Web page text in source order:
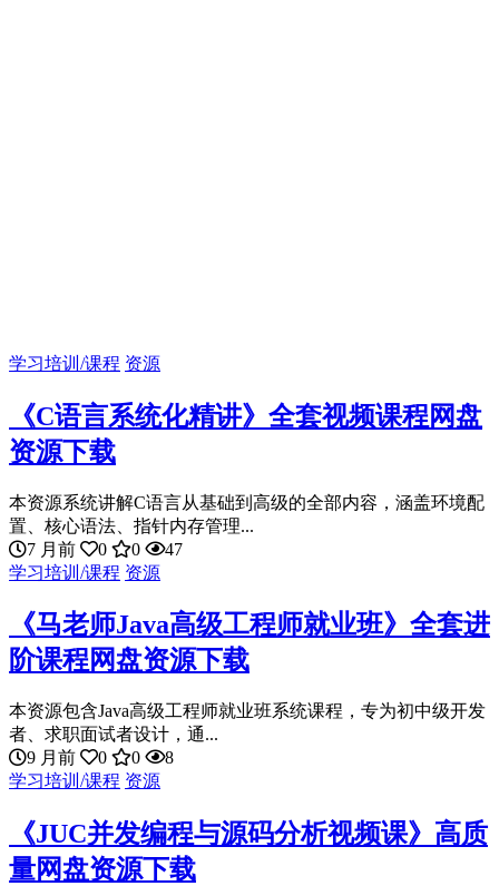
学习培训/课程 资源
《C语言系统化精讲》全套视频课程网盘
资源下载
本资源系统讲解C语言从基础到高级的全部内容，涵盖环境配
置、核心语法、指针内存管理...
7 月前
0 0
47
学习培训/课程 资源
《马老师Java高级工程师就业班》全套进
阶课程网盘资源下载
本资源包含Java高级工程师就业班系统课程，专为初中级开发
者、求职面试者设计，通...
9 月前
0 0
8
学习培训/课程 资源
《JUC并发编程与源码分析视频课》高质
量网盘资源下载